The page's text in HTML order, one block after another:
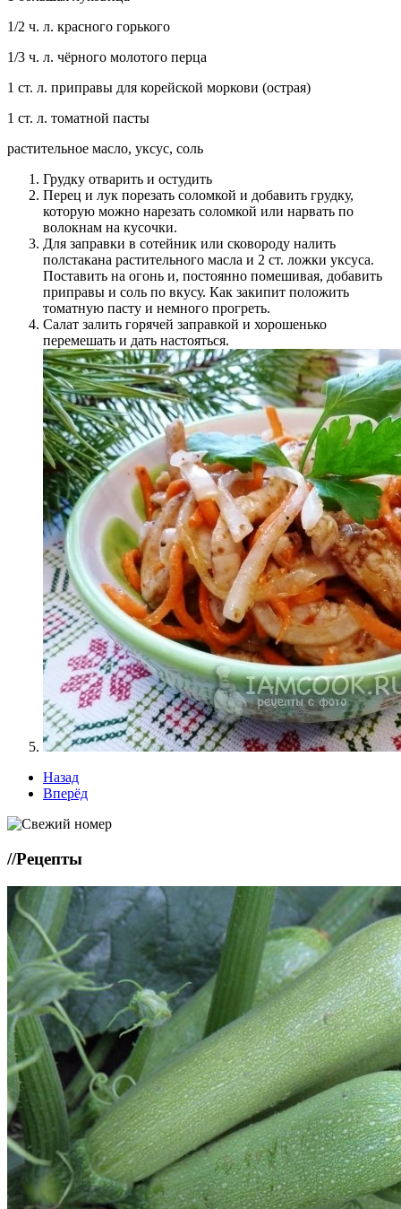
1/2 ч. л. красного горького
1/3 ч. л. чёрного молотого перца
1 ст. л. приправы для корейской моркови (острая)
1 ст. л. томатной пасты
растительное масло, уксус, соль
Грудку отварить и остудить
Перец и лук порезать соломкой и добавить грудку,
которую можно нарезать соломкой или нарвать по
волокнам на кусочки.
Для заправки в сотейник или сковороду налить
полстакана растительного масла и 2 ст. ложки уксуса.
Поставить на огонь и, постоянно помешивая, добавить
приправы и соль по вкусу. Как закипит положить
томатную пасту и немного прогреть.
Салат залить горячей заправкой и хорошенько
перемешать и дать настояться.
Назад
Вперёд
//Рецепты